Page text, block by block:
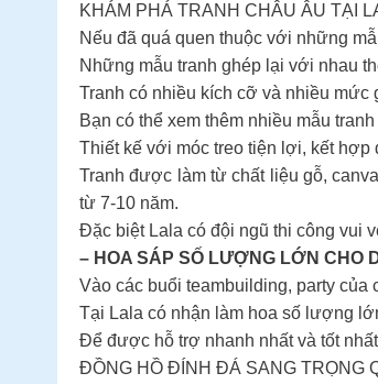
KHÁM PHÁ TRANH CHÂU ÂU TẠI
Nếu đã quá quen thuộc với những
Những mẫu tranh ghép lại với nhau
Tranh có nhiều kích cỡ và nhiều mức
Bạn có thể xem thêm nhiều mẫu
Thiết kế với móc treo tiện lợi, kết
Tranh được làm từ chất liệu gỗ,
từ 7-10 năm.
Đặc biệt Lala có đội ngũ thi công vui
– HOA SÁP SỐ LƯỢNG LỚN CHO
Vào các buổi teambuilding, party của
Tại Lala có nhận làm hoa số lượng
Để được hỗ trợ nhanh nhất và tốt
ĐỒNG HỒ ĐÍNH ĐÁ SANG TRỌNG